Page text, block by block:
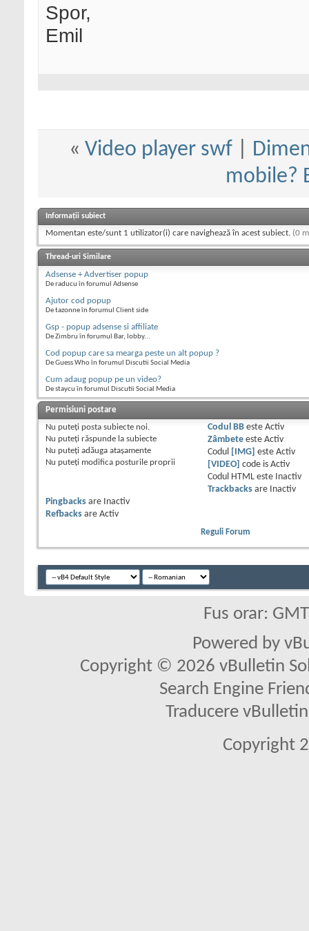
Spor,
Emil
« Video player swf
mobile?
Informații subiect
Momentan este/sunt 1 utilizator(i) care navighează în acest subiect. (0
Thread-uri Similare
Adsense + Advertiser popup
De raducu în forumul Adsense
Ajutor cod popup
De tazonne în forumul Client side
Gsp - popup adsense si affiliate
De Zimbru în forumul Bar, lobby...
Cod popup care sa mearga peste un alt popup ?
De Guess Who în forumul Discutii Social Media
Cum adaug popup pe un video?
De staycu în forumul Discutii Social Media
Permisiuni postare
Nu puteţi posta subiecte noi.
Nu puteţi răspunde la subiecte
Nu puteţi adăuga ataşamente
Nu puteţi modifica posturile proprii
Codul BBeste Activ
Zâmbeteeste Activ
Codul
[IMG] este Activ
[VIDEO]
code is Activ
Codul HTML este
Inactiv
Trackbacksare
Inactiv
Pingbacks are
Inactiv
Refbacks are Activ
Reguli Forum
Fus orar:
Powered by
Copyright © 2026 vBulletin
Search Engine
Traducere
Copyright